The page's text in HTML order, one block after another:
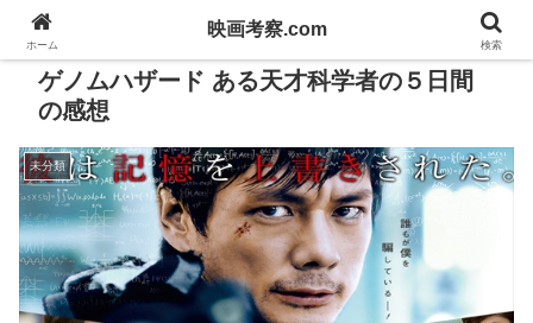
ゲノムハザード ある天才科学者の５日間
の感想
未分類
ホーム
映画考察.com
検索